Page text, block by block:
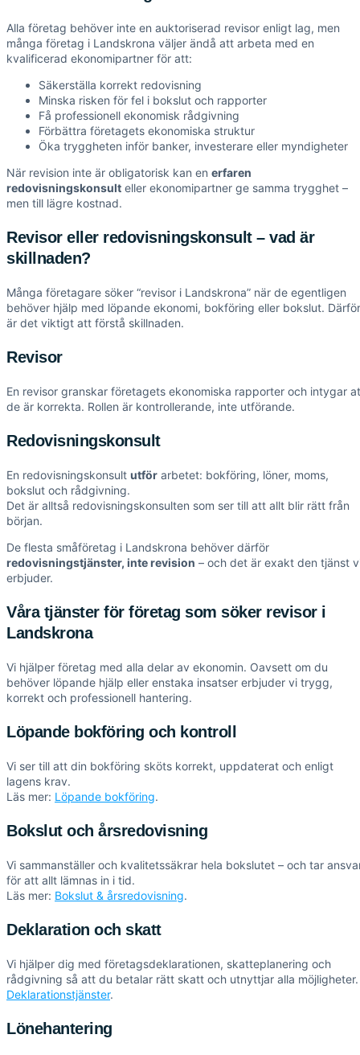
Alla företag behöver inte en auktoriserad revisor enligt lag, men
många företag i Landskrona väljer ändå att arbeta med en
kvalificerad ekonomipartner för att:
Säkerställa korrekt redovisning
Minska risken för fel i bokslut och rapporter
Få professionell ekonomisk rådgivning
Förbättra företagets ekonomiska struktur
Öka tryggheten inför banker, investerare eller myndigheter
När revision inte är obligatorisk kan en erfaren
redovisningskonsult eller ekonomipartner ge samma trygghet –
men till lägre kostnad.
Revisor eller redovisningskonsult – vad är
skillnaden?
Många företagare söker “revisor i Landskrona” när de egentligen
behöver hjälp med löpande ekonomi, bokföring eller bokslut. Därför
är det viktigt att förstå skillnaden.
Revisor
En revisor granskar företagets ekonomiska rapporter och intygar
de är korrekta. Rollen är kontrollerande, inte utförande.
Redovisningskonsult
En redovisningskonsult utför arbetet: bokföring, löner, moms,
bokslut och rådgivning.
Det är alltså redovisningskonsulten som ser till att allt blir rätt från
början.
De flesta småföretag i Landskrona behöver därför
redovisningstjänster, inte revision – och det är exakt den tjänst
erbjuder.
Våra tjänster för företag som söker revisor i
Landskrona
Vi hjälper företag med alla delar av ekonomin. Oavsett om du
behöver löpande hjälp eller enstaka insatser erbjuder vi trygg,
korrekt och professionell hantering.
Löpande bokföring och kontroll
Vi ser till att din bokföring sköts korrekt, uppdaterat och enligt
lagens krav.
Läs mer: Löpande bokföring.
Bokslut och årsredovisning
Vi sammanställer och kvalitetssäkrar hela bokslutet – och tar
för att allt lämnas in i tid.
Läs mer: Bokslut & årsredovisning.
Deklaration och skatt
Vi hjälper dig med företagsdeklarationen, skatteplanering och
rådgivning så att du betalar rätt skatt och utnyttjar alla möjligheter.
Deklarationstjänster.
Lönehantering